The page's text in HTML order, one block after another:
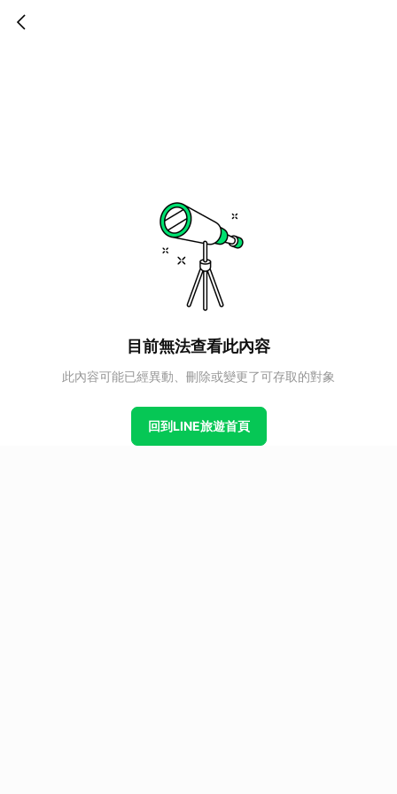
目前無法查看此內容
此內容可能已經異動、刪除或變更了可存取的對象
回到LINE旅遊首頁